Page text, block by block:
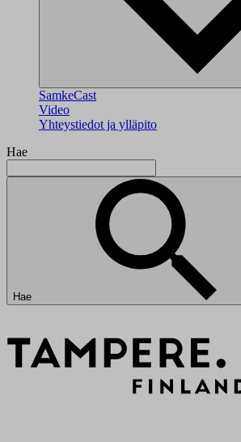
SamkeCast
Video
Yhteystiedot ja ylläpito
Hae
Hae